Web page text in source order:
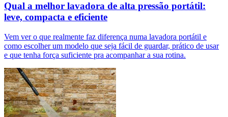
Qual a melhor lavadora de alta pressão portátil:
leve, compacta e eficiente
Vem ver o que realmente faz diferença numa lavadora portátil e
como escolher um modelo que seja fácil de guardar, prático de usar
e que tenha força suficiente pra acompanhar a sua rotina.